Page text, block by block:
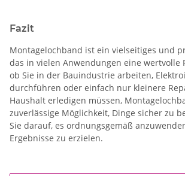
Fazit
Montagelochband ist ein vielseitiges und
das in vielen Anwendungen eine wertvolle
ob Sie in der Bauindustrie arbeiten,
durchführen oder einfach nur kleinere
Haushalt erledigen müssen,
zuverlässige Möglichkeit, Dinge sicher zu
Sie darauf, es ordnungsgemäß
Ergebnisse zu erzielen.